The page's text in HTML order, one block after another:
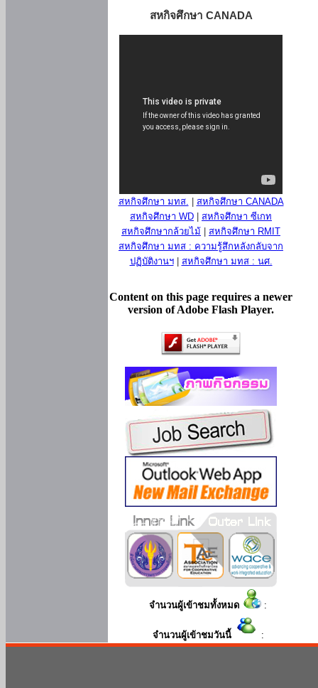
สหกิจศึกษา CANADA
สหกิจศึกษา มทส.
สหกิจศึกษา CANADA
สหกิจศึกษา WD
สหกิจศึกษา ซีเกท
สหกิจศึกษากล้วยไม้
สหกิจศึกษา RMIT
สหกิจศึกษา มทส : ความรู้สึกหลังกลับจาก
ปฏิบัติงานฯ| สหกิจศึกษา มทส : นศ.
Content on this page requires a newer
version of Adobe Flash Player.
จำนวนผู้เข้าชมทั้งหมด :
จำนวนผู้เข้าชมวันนี้ :